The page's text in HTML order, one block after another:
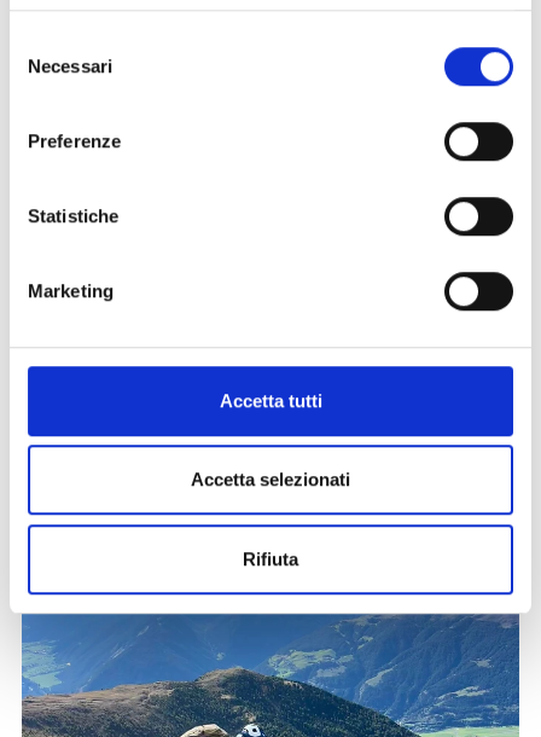
delNecessari
Preferenze
Statistiche
Marketing
Accetta tutti
Accetta selezionati
Rifiuta
Sport
Ortler Alpin Camp MTB · 17.09.2026 – 19.09.2026
Prato allo Stelvio